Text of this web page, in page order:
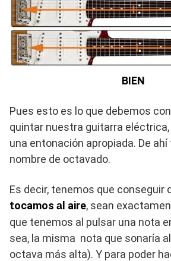
BIEN
Pues esto es lo que debemos
quintar nuestra guitarra
una entonación apropiada. De ahí
nombre de octavado.
Es decir, tenemos que conseguir
tocamos a l aire, sean
que tenemos al pulsar una nota
sea, la misma nota que sonaría
octava más alta). Y para poder